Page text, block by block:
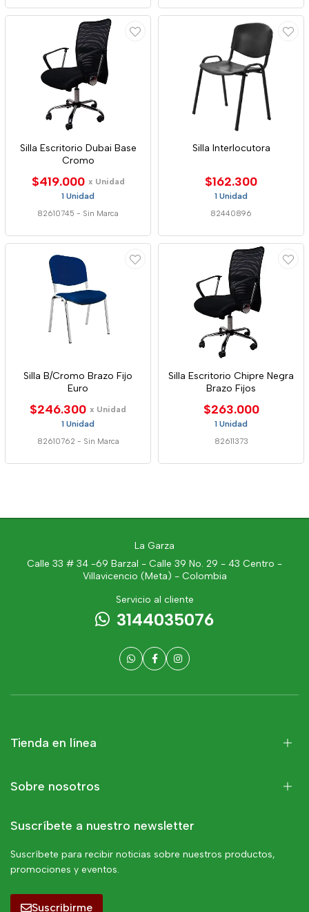
Silla Escritorio Dubai Base
Cromo
$419.000 x Unidad
1 Unidad
82610745 - Sin Marca
Silla Interlocutora
$162.300
1 Unidad
82440896
Silla B/Cromo Brazo Fijo
Euro
$246.300 x Unidad
1 Unidad
82610762 - Sin Marca
Silla Escritorio Chipre Negra
Brazo Fijos
$263.000
1 Unidad
82611373
La Garza
Calle 33 # 34 -69 Barzal - Calle 39 No. 29 - 43 Centro -
Villavicencio (Meta) - Colombia
Servicio al cliente
3144035076
Tienda en línea
Sobre nosotros
Suscríbete a nuestro newsletter
Suscríbete para recibir noticias sobre nuestros productos,
promociones y eventos.
Suscribirme